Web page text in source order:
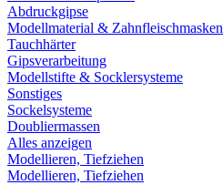
Abdruckgipse
Modellmaterial & Zahnfleischmasken
Tauchhärter
Gipsverarbeitung
Modellstifte & Socklersysteme
Sonstiges
Sockelsysteme
Doubliermassen
Alles anzeigen
Modellieren, Tiefziehen
Modellieren, Tiefziehen